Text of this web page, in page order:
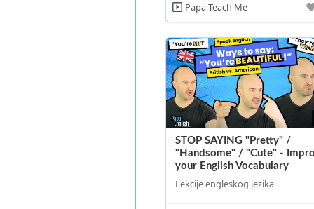
Papa Teach Me
STOP SAYING "Pretty" /
"Handsome" / "Cute" -
your English Vocabulary
Lekcije engleskog jezika